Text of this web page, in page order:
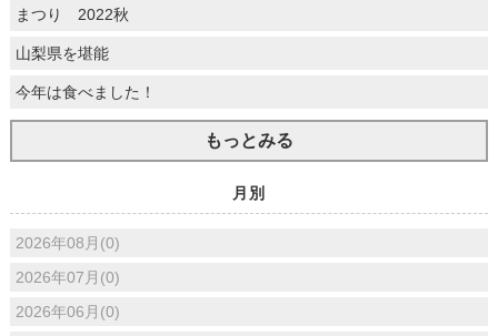
まつり 2022秋
山梨県を堪能
今年は食べました！
もっとみる
月別
2026年08月(0)
2026年07月(0)
2026年06月(0)